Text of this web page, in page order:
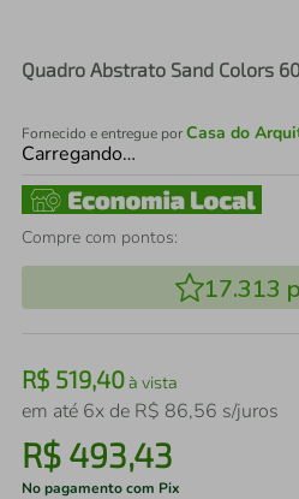
Quadro Abstrato Sand Colors
Fornecido e entregue porCasa do
Carregando…
Compre com pontos:
17.313
R$ 519,40à vista
em até 6x de R$ 86,56 s/juros
R$ 493,43
No pagamento com Pix